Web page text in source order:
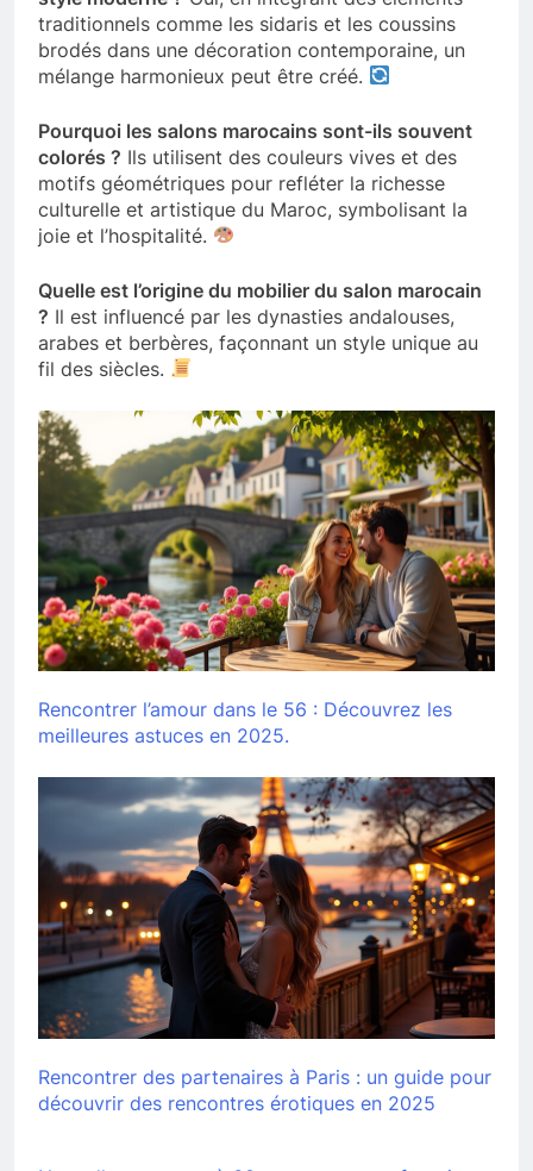
traditionnels comme les sidaris et les coussins
brodés dans une décoration contemporaine, un
mélange harmonieux peut être créé.
Pourquoi les salons marocains sont-ils souvent
colorés ? Ils utilisent des couleurs vives et des
motifs géométriques pour refléter la richesse
culturelle et artistique du Maroc, symbolisant la
joie et l’hospitalité.
Quelle est l’origine du mobilier du salon marocain
? Il est influencé par les dynasties andalouses,
arabes et berbères, façonnant un style unique au
fil des siècles.
Rencontrer l’amour dans le 56 : Découvrez les
meilleures astuces en 2025.
Rencontrer des partenaires à Paris : un guide pour
découvrir des rencontres érotiques en 2025